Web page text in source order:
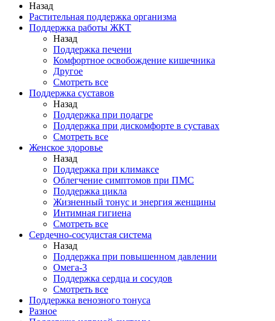
Назад
Растительная поддержка организма
Поддержка работы ЖКТ
Назад
Поддержка печени
Комфортное освобождение кишечника
Другое
Смотреть все
Поддержка суставов
Назад
Поддержка при подагре
Поддержка при дискомфорте в суставах
Смотреть все
Женское здоровье
Назад
Поддержка при климаксе
Облегчение симптомов при ПМС
Поддержка цикла
Жизненный тонус и энергия женщины
Интимная гигиена
Смотреть все
Сердечно-сосудистая система
Назад
Поддержка при повышенном давлении
Омега-3
Поддержка сердца и сосудов
Смотреть все
Поддержка венозного тонуса
Разное